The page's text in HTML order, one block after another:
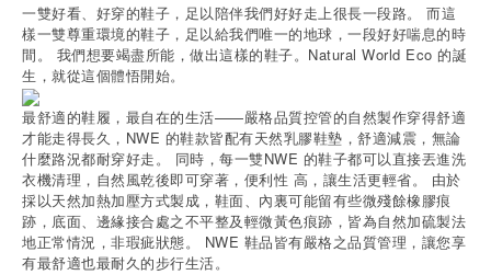
一雙好看、好穿的鞋子，足以陪伴我們好好走上很長一段路。 而這
樣一雙尊重環境的鞋子，足以給我們唯一的地球，一段好好喘息的時
間。 我們想要竭盡所能，做出這樣的鞋子。Natural World Eco 的誕
生，就從這個體悟開始。
最舒適的鞋履，最自在的生活——嚴格品質控管的自然製作穿得舒適
才能走得長久，NWE 的鞋款皆配有天然乳膠鞋墊，舒適減震，無論
什麼路況都耐穿好走。 同時，每一雙NWE 的鞋子都可以直接丟進洗
衣機清理，自然風乾後即可穿著，便利性 高，讓生活更輕省。 由於
採以天然加熱加壓方式製成，鞋面、內裏可能留有些微殘餘橡膠痕
跡，底面、邊緣接合處之不平整及輕微黃色痕跡，皆為自然加硫製法
地正常情況，非瑕疵狀態。 NWE 鞋品皆有嚴格之品質管理，讓您享
有最舒適也最耐久的步行生活。